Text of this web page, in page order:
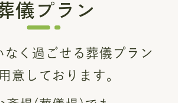
儀プラン
なく過ごせる葬儀プラン
意しております。